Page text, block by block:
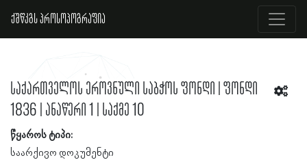
ქშწკგს პროსოპოგრაფია
საქართველოს ეროვნული საბჭოს ფონდი | ფონდი
1836 | ანაწერი 1 | საქმე 10
წყაროს ტიპი:
საარქივო დოკუმენტი